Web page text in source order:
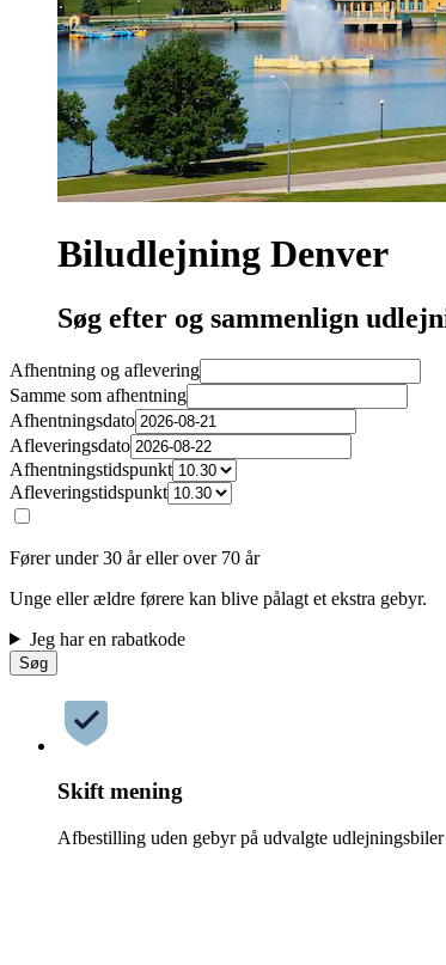
Biludlejning Denver
Søg efter og sammenlign
Afhentning og aflevering
Samme som afhentning
Afhentningsdato
Afleveringsdato
Afhentningstidspunkt
Afleveringstidspunkt
Fører under 30 år eller over 70 år
Unge eller ældre førere kan blive pålagt et ekstra gebyr.
Jeg har en rabatkode
Søg
Skift mening
Afbestilling uden gebyr på udvalgte udlejningsbiler